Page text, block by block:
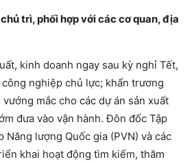
trì, phối hợp với các cơ quan, địa
kinh doanh ngay sau kỳ nghỉ Tết,
nghiệp chủ lực; khẩn trương
mắc cho các dự án sản xuất
đưa vào vận hành. Đôn đốc Tập
Năng lượng Quốc gia (PVN) và các
khai hoạt động tìm kiếm, thăm